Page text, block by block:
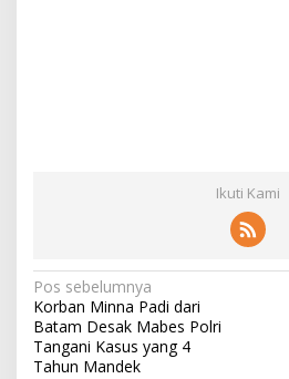
Ikuti Kami
N
a
v
Pos sebelumnya
Korban Minna Padi dari
Batam Desak Mabes Polri
Tangani Kasus yang 4
Tahun Mandek